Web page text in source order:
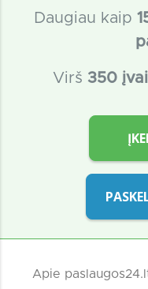
Daugiau kaip
Virš 350
Apie